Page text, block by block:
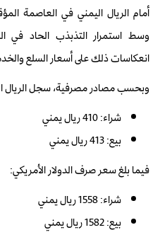
أمام الريال اليمني في العاصمة
وسط استمرار التذبذب الحاد في
انعكاسات ذلك على أسعار السلع
وبحسب مصادر مصرفية، سجل الريال
شراء: 410 ريال يمني
بيع: 413 ريال يمني
فيما بلغ سعر صرف الدولار الأمريكي:
شراء: 1558 ريال يمني
بيع: 1582 ريال يمني